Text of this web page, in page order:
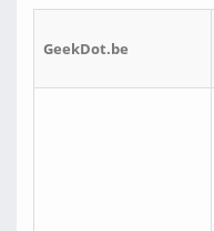
GeekDot.be